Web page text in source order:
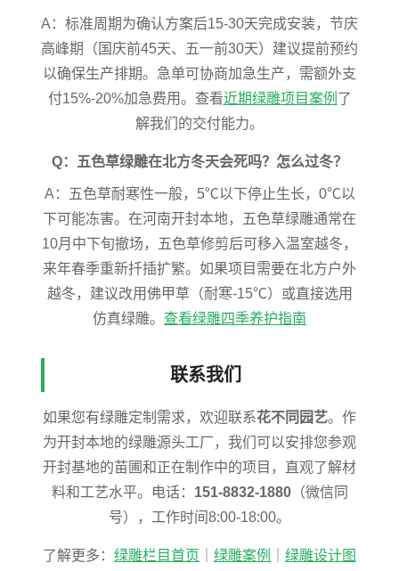
A：标准周期为确认方案后15-30天完成安装，节庆
高峰期（国庆前45天、五一前30天）建议提前预约
以确保生产排期。急单可协商加急生产，需额外支
付15%-20%加急费用。查看近期绿雕项目案例 了
解我们的交付能力。
Q：五色草绿雕在北方冬天会死吗？怎么过冬？
A：五色草耐寒性一般，5℃以下停止生长，0℃以
下可能冻害。在河南开封本地，五色草绿雕通常在
10月中下旬撤场，五色草修剪后可移入温室越冬，
来年春季重新扦插扩繁。如果项目需要在北方户外
越冬，建议改用佛甲草（耐寒-15℃）或直接选用
仿真绿雕。 查看绿雕四季养护指南
联系我们
如果您有绿雕定制需求，欢迎联系花不同园艺。作
为开封本地的绿雕源头工厂，我们可以安排您参观
开封基地的苗圃和正在制作中的项目，直观了解材
料和工艺水平。电话： 151-8832-1880（微信同
号），工作时间8:00-18:00。
了解更多： 绿雕栏目首页 绿雕案例
绿雕设计图